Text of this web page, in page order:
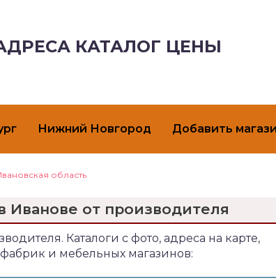
КАТАЛОГ ЦЕНЫ
Нижний Новгород Добавить
область
Иванове от производителя
Каталоги с фото, адреса на карте,
и мебельных магазинов: